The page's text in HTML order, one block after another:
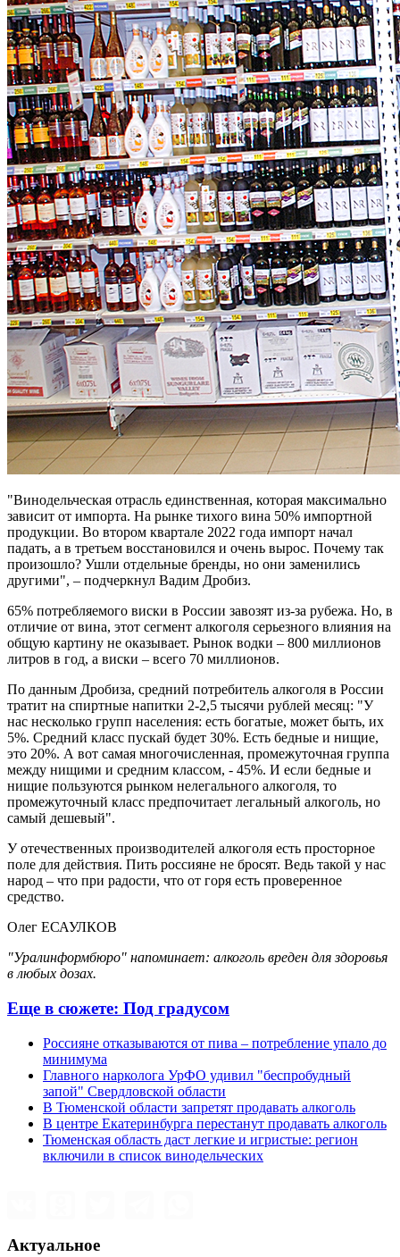
"Винодельческая отрасль единственная, которая максимально
зависит от импорта. На рынке тихого вина 50% импортной
продукции. Во втором квартале 2022 года импорт начал
падать, а в третьем восстановился и очень вырос. Почему так
произошло? Ушли отдельные бренды, но они заменились
другими", – подчеркнул Вадим Дробиз.
65% потребляемого виски в России завозят из-за рубежа. Но, в
отличие от вина, этот сегмент алкоголя серьезного влияния на
общую картину не оказывает. Рынок водки – 800 миллионов
литров в год, а виски – всего 70 миллионов.
По данным Дробиза, средний потребитель алкоголя в России
тратит на спиртные напитки 2-2,5 тысячи рублей месяц: "У
нас несколько групп населения: есть богатые, может быть, их
5%. Средний класс пускай будет 30%. Есть бедные и нищие,
это 20%. А вот самая многочисленная, промежуточная группа
между нищими и средним классом, - 45%. И если бедные и
нищие пользуются рынком нелегального алкоголя, то
промежуточный класс предпочитает легальный алкоголь, но
самый дешевый".
У отечественных производителей алкоголя есть просторное
поле для действия. Пить россияне не бросят. Ведь такой у нас
народ – что при радости, что от горя есть проверенное
средство.
Олег ЕСАУЛКОВ
"Уралинформбюро" напоминает: алкоголь вреден для здоровья
в любых дозах.
Еще в сюжете: Под градусом
Россияне отказываются от пива – потребление упало до
минимума
Главного нарколога УрФО удивил "беспробудный
запой" Свердловской области
В Тюменской области запретят продавать алкоголь
В центре Екатеринбурга перестанут продавать алкоголь
Тюменская область даст легкие и игристые: регион
включили в список винодельческих
Актуальное